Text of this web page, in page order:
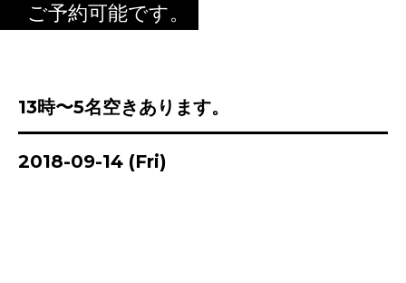
ご予約可能です。
13時〜5名空きあります。
2018-09-14 (Fri)